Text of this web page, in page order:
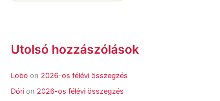
Utolsó hozzászólások
Lobo on 2026-os félévi összegzés
Dóri on 2026-os félévi összegzés